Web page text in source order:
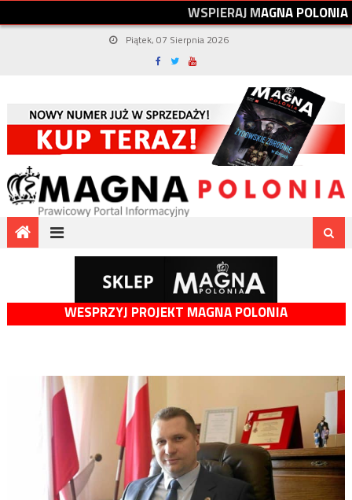
WSPIERAJMAGNAPOLONIA
Piątek, 07 Sierpnia 2026
WESPRZYJ PROJEKT MAGNA POLONIA